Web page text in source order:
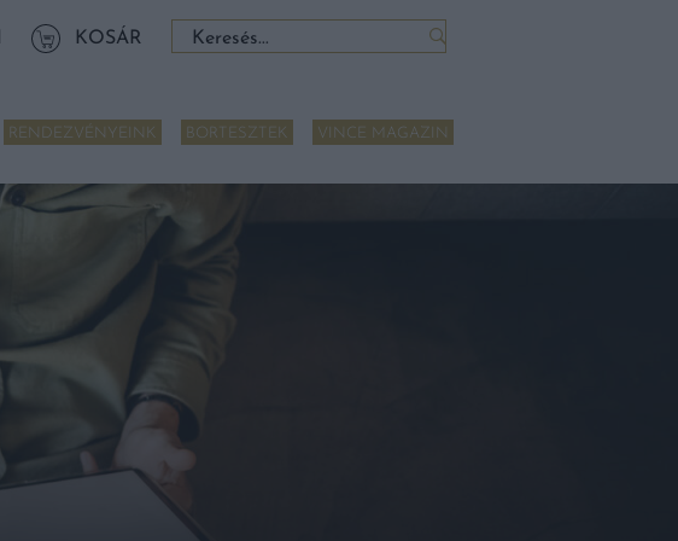
KOSÁR Keresés:
RENDEZVÉNYEINK BORTESZTEK VINCE MAGAZIN